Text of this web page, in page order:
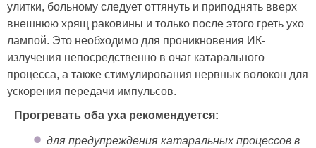
улитки, больному следует оттянуть и приподнять вверх
внешнюю хрящ раковины и только после этого греть ухо
лампой. Это необходимо для проникновения ИК-
излучения непосредственно в очаг катарального
процесса, а также стимулирования нервных волокон для
ускорения передачи импульсов.
Прогревать оба уха рекомендуется:
для предупреждения катаральных процессов в